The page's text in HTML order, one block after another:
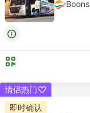
情侣热门
即时确认